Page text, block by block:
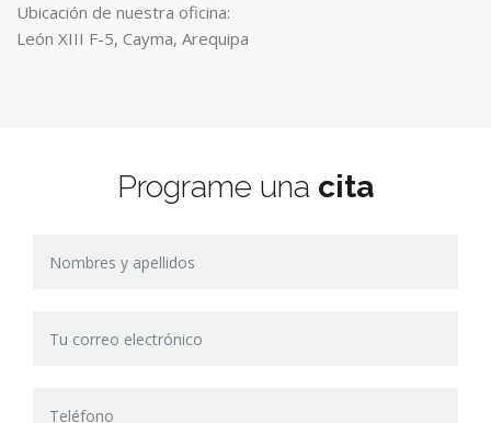
Ubicación de nuestra oficina:
León XIII F-5, Cayma, Arequipa
Programe una cita